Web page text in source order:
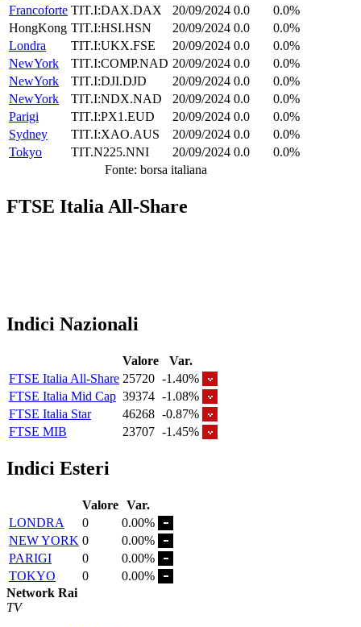
Francoforte TIT.I:DAX.DAX 20/09/2024 0.0
0.0%
HongKong TIT.I:HSI.HSN 20/09/2024 0.0
0.0%
Londra
TIT.I:UKX.FSE 20/09/2024 0.0
0.0%
NewYork
TIT.I:COMP.NAD 20/09/2024 0.0
0.0%
NewYork
TIT.I:DJI.DJD 20/09/2024 0.0
0.0%
NewYork
TIT.I:NDX.NAD 20/09/2024 0.0
0.0%
Parigi
TIT.I:PX1.EUD 20/09/2024 0.0
0.0%
Sydney
TIT.I:XAO.AUS 20/09/2024 0.0
0.0%
Tokyo
TIT.N225.NNI 20/09/2024 0.0
0.0%
Fonte: borsa italiana
FTSE Italia All-Share
Indici Nazionali
Valore
Var.
FTSE Italia All-Share 25720 -1.40%
FTSE Italia Mid Cap 39374 -1.08%
FTSE Italia Star
46268 -0.87%
FTSE MIB
23707 -1.45%
Indici Esteri
Valore Var.
LONDRA
0
0.00%
NEW YORK 0
0.00%
PARIGI
0
0.00%
TOKYO
0
0.00%
Network Rai
TV